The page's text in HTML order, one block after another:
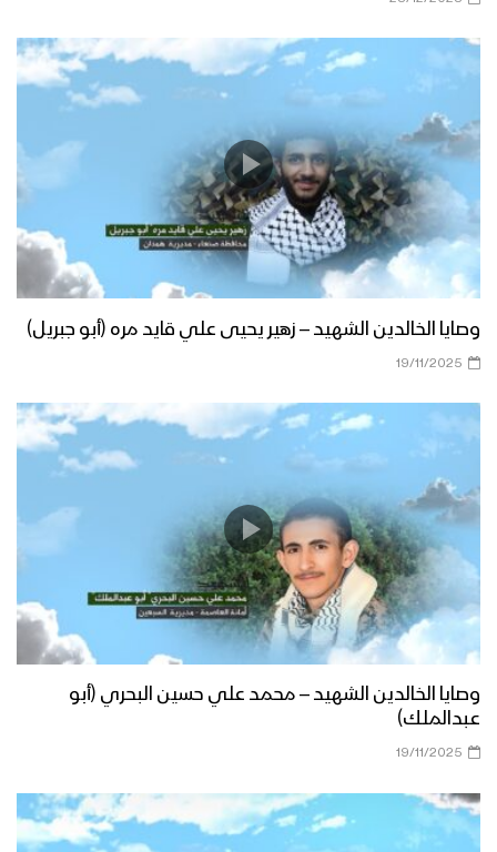
وصايا الخالدين الشهيد – زهير يحيى علي قايد مره (أبو جبريل)
19/11/2025
وصايا الخالدين الشهيد – محمد علي حسين البحري (أبو
عبدالملك)
19/11/2025